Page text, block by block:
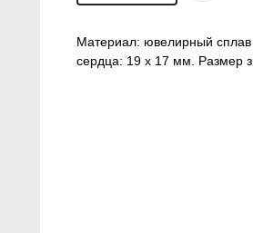
Материал: ювелирный
сердца: 19 х 17 мм. Размер